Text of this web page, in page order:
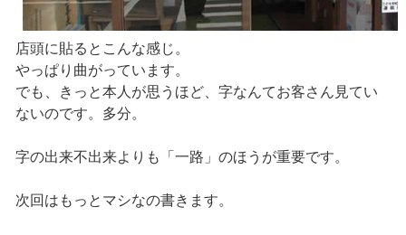
店頭に貼るとこんな感じ。
やっぱり曲がっています。
でも、きっと本人が思うほど、字なんてお客さん見てい
ないのです。多分。
字の出来不出来よりも「一路」のほうが重要です。
次回はもっとマシなの書きます。